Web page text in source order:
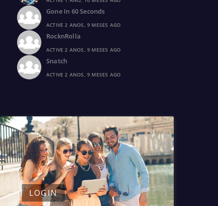
Gone In 60 Seconds
ACTIVE 2 ANOS, 9 MESES AGO
RocknRolla
ACTIVE 2 ANOS, 9 MESES AGO
Snatch
ACTIVE 2 ANOS, 9 MESES AGO
LOGIN